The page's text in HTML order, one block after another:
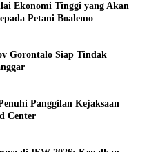
Ekonomi Tinggi yang Akan
Petani Boalemo
Gorontalo Siap Tindak
Panggilan Kejaksaan
Center